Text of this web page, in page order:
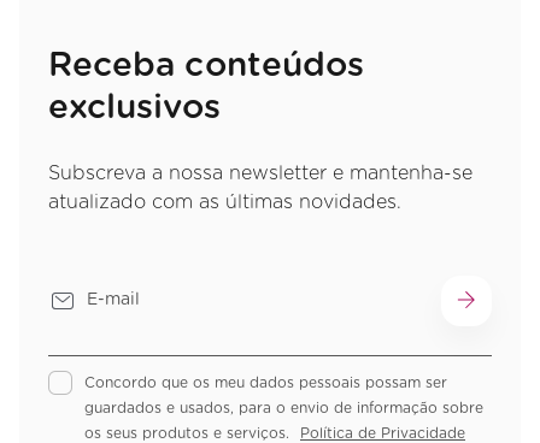
Receba conteúdos
exclusivos
Subscreva a nossa newsletter e mantenha-se
atualizado com as últimas novidades.
Concordo que os meu dados pessoais possam ser
guardados e usados, para o envio de informação sobre
os seus produtos e serviços.
Política de Privacidade